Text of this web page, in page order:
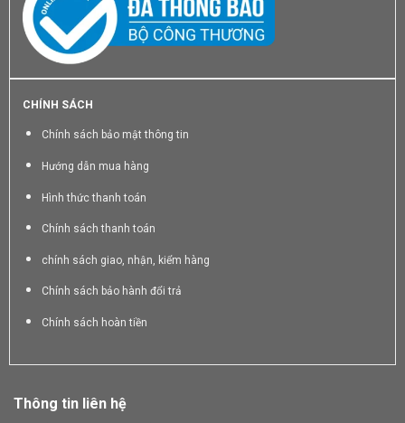
CHÍNH SÁCH
Chính sách bảo mật thông tin
Hướng dẫn mua hàng
Hình thức thanh toán
Chính sách thanh toán
chính sách giao, nhận, kiểm hàng
Chính sách bảo hành đổi trả
Chính sách hoàn tiền
Thông tin liên hệ